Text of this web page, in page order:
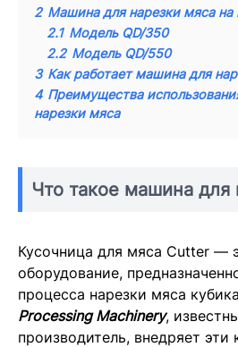
2 Машина для нарезки мяса
2.1 Модель QD/350
2.2 Модель QD/550
3 Как работает машина для
4 Преимущества
нарезки мяса
Что такое машина для
Кусочница для мяса Cutter —
оборудование,
процесса нарезки мяса
Processing Machinery,
производитель, внедряет эти